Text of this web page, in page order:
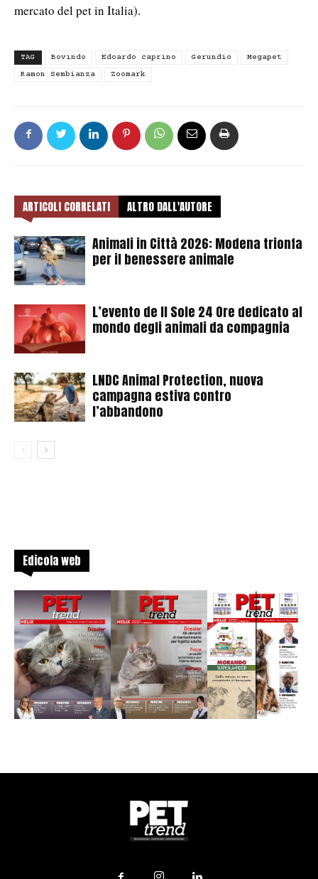
mercato del pet in Italia).
TAG Bovindo Edoardo caprino Gerundio
Megapet
Ramon Sembianza
Zoomark
ARTICOLI CORRELATI ALTRO DALL'AUTORE
Animali in Città 2026: Modena trionfa
per il benessere animale
L’evento de Il Sole 24 Ore dedicato al
mondo degli animali da compagnia
LNDC Animal Protection, nuova
campagna estiva contro
l’abbandono
Edicola web